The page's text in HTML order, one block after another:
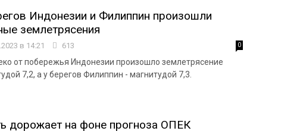
Индонезии и Филиппин произошли
землетрясения
в 14:21 613 0
от побережья Индонезии произошло землетрясение
7,2, а у берегов Филиппин - магнитудой 7,3.
дорожает на фоне прогноза ОПЕК